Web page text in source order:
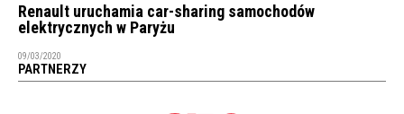
Renault uruchamia car-sharing samochodów
elektrycznych w Paryżu
09/03/2020
PARTNERZY